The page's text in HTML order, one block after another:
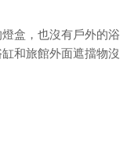
盒，也沒有戶外的浴
和旅館外面遮擋物沒